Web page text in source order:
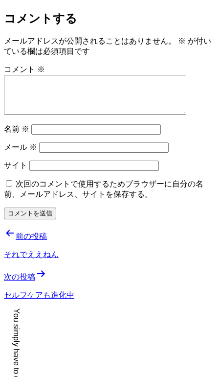
コメントする
メールアドレスが公開されることはありません。 ※ が付い
ている欄は必須項目です
コメント ※
名前 ※
メール ※
サイト
次回のコメントで使用するためブラウザーに自分の名
前、メールアドレス、サイトを保存する。
投
稿
ビ
ゲ
ー
シ
ョ
ン
前の投稿
それでええねん
次の投稿
セルフケアも進化中